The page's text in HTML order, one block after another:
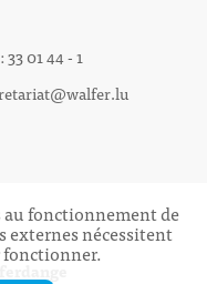
33 01 44 - 1
au fonctionnement de
externes nécessitent